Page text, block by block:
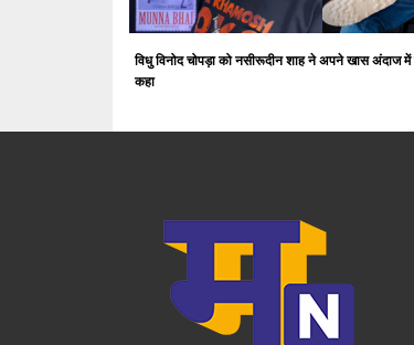
विधु विनोद चोपड़ा को नसीरूदीन शाह ने अपने खास अंदाज में
कहा